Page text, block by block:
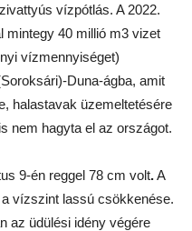
vízpótlás. A 2022.
mintegy 40 millió m3 vizet
vízmennyiséget)
Duna-ágba, amit
halastavak üzemeltetésére
nem hagyta el az országot.
9-én reggel 78 cm volt.A
vízszint lassú csökkenése.
az üdülési idény végére